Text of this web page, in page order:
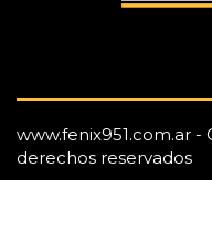
www.fenix951.com.ar -
derechos reservados